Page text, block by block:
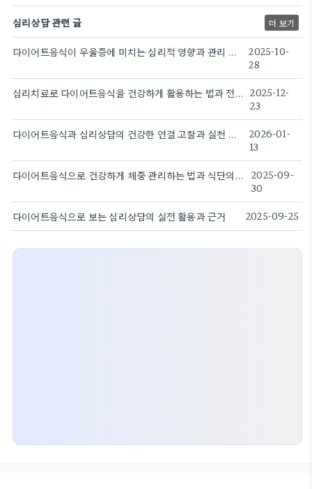
심리상담 관련 글 더 보기
다이어트음식이 우울증에 미치는 심리적 영향과 관리 전략
2025-10-
28
심리치료로 다이어트음식을 건강하게 활용하는 법과 전략 2025-12-
23
다이어트음식과 심리상담의 건강한 연결 고찰과 실천 전략
2026-01-
13
다이어트음식으로 건강하게 체중 관리하는 법과 식단의 핵심 원칙
2025-09-
30
다이어트음식으로 보는 심리상담의 실전 활용과 근거 2025-09-25